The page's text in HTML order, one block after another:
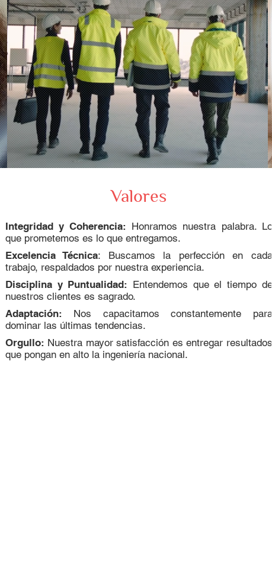
Valores
Integridad y Coherencia: Honramos nuestra palabra. Lo
que prometemos es lo que entregamos.
Excelencia Técnica: Buscamos la perfección en cada
trabajo, respaldados por nuestra experiencia.
Disciplina y Puntualidad: Entendemos que el tiempo de
nuestros clientes es sagrado.
Adaptación: Nos capacitamos constantemente para
dominar las últimas tendencias.
Orgullo: Nuestra mayor satisfacción es entregar resultados
que pongan en alto la ingeniería nacional.